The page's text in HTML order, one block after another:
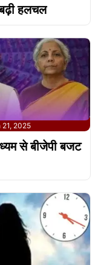
बढ़ी हलचल
21, 2025
से बीजेपी बजट